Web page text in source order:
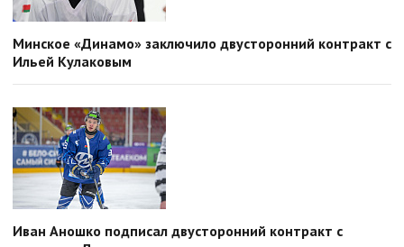
Минское «Динамо» заключило двусторонний контракт с
Ильей Кулаковым
Иван Аношко подписал двусторонний контракт с